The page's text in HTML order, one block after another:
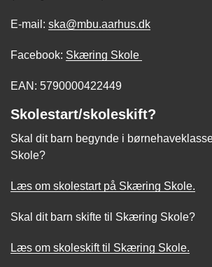
E-mail: ska@mbu.aarhus.dk
Facebook: Skæring Skole
EAN: 5790000422449
Skolestart/skoleskift?
Skal dit barn begynde i
Skole?
Læs om skolestart på Skæring Skole.
Skal dit barn skifte til Skæring Skole?
Læs om skoleskift til Skæring Skole.